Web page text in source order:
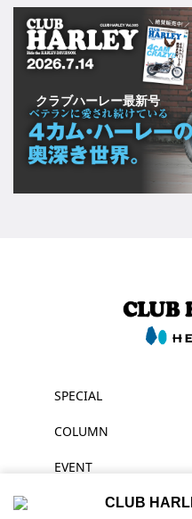
クラブハーレー最新号
SPECIAL
COLUMN
EVENT
MAGAZINECLUB